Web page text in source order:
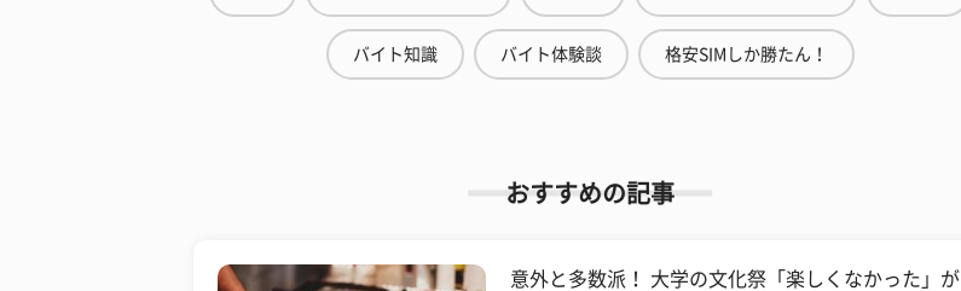
バイト知識 バイト体験談 格安SIMしか勝たん！
おすすめの記事
意外と多数派！ 大学の文化祭「楽しくなかった」が